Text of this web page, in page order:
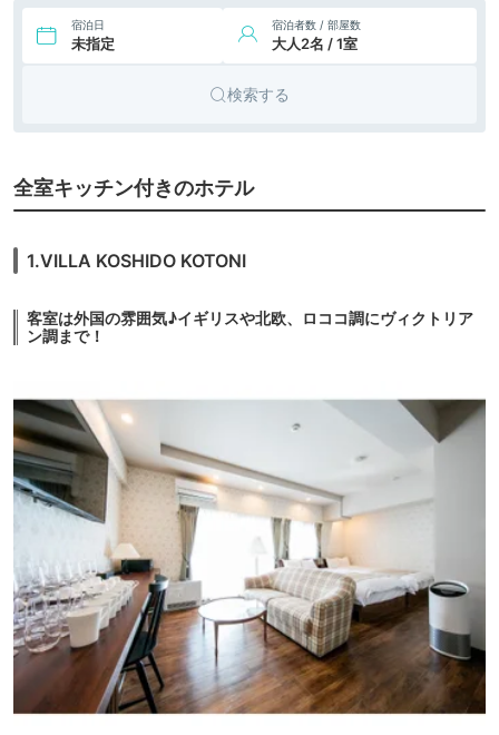
ラ・ジェント・ステ
イ札幌大通
8,546円〜
icotto
9,000円〜
楽天トラベル
icotto
12.41PIECES
アパート
宿泊日
未指定
宿泊者数 / 部屋数
大人2名 / 1室
検索する
全室キッチン付きのホテル
1.VILLA KOSHIDO KOTONI
客室は外国の雰囲気♪イギリスや北欧、ロココ調にヴィクトリア
ン調まで！